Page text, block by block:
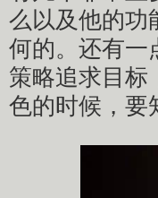
么以及他的功
何的。还有一
策略追求目标
色的时候，要